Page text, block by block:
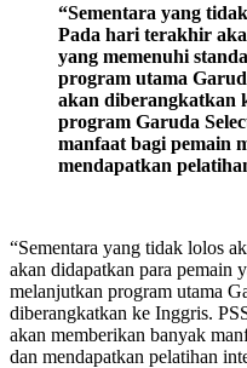
“Sementara yang
Pada hari terakhir
yang memenuhi
program utama
akan diberangkatkan
program Garuda
manfaat bagi pemain
mendapatkan
“Sementara yang tidak lolos
akan didapatkan para pemain
melanjutkan program utama
diberangkatkan ke Inggris.
akan memberikan banyak
dan mendapatkan pelatihan